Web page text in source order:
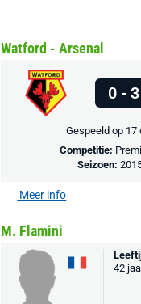
Watford - Arsenal
0 - 3
Gespeeld op 17
Competitie:
Seizoen:
Meer info
M. Flamini
42